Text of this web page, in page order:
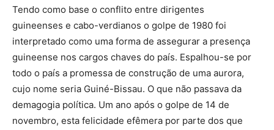
Tendo como base o conflito entre dirigentes
guineenses e cabo-verdianos o golpe de 1980 foi
interpretado como uma forma de assegurar a presença
guineense nos cargos chaves do país. Espalhou-se por
todo o país a promessa de construção de uma aurora,
cujo nome seria Guiné-Bissau. O que não passava da
demagogia política. Um ano após o golpe de 14 de
novembro, esta felicidade efêmera por parte dos que